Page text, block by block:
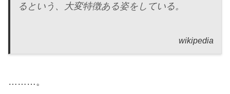
るという、大変特徴ある姿をしている。
wikipedia
………。